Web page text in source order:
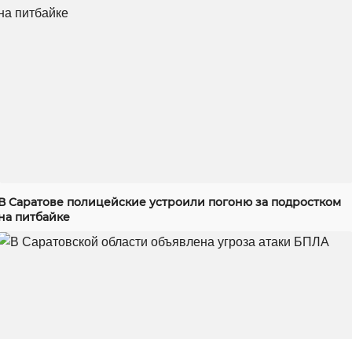
Саратове полицейские устроили погоню за подростком
питбайке